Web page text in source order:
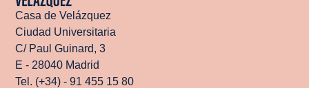
Casa de Velázquez
Ciudad Universitaria
C/ Paul Guinard, 3
E - 28040 Madrid
Tel. (+34) - 91 455 15 80